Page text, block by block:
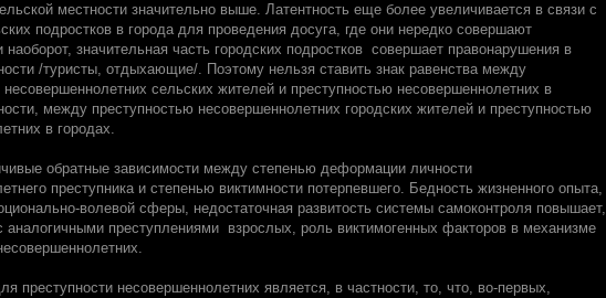
местности значительно выше. Латентность еще более увеличивается в связи с
подростков в города для проведения досуга, где они нередко совершают
наоборот, значительная часть городских подростков совершает правонарушения в
/туристы, отдыхающие/. Поэтому нельзя ставить знак равенства между
несовершеннолетних сельских жителей и преступностью несовершеннолетних в
между преступностью несовершеннолетних городских жителей и преступностью
в городах.
обратные зависимости между степенью деформации личности
преступника и степенью виктимности потерпевшего. Бедность жизненного опыта,
волевой сферы, недостаточная развитость системы самоконтроля повышает,
аналогичными преступлениями взрослых, роль виктимогенных факторов в механизме
преступности несовершеннолетних является, в частности, то, что, во-первых,